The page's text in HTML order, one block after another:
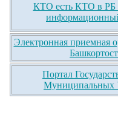
КТО есть КТО в РБ
Электронная приемная
Портал
Муниципальных